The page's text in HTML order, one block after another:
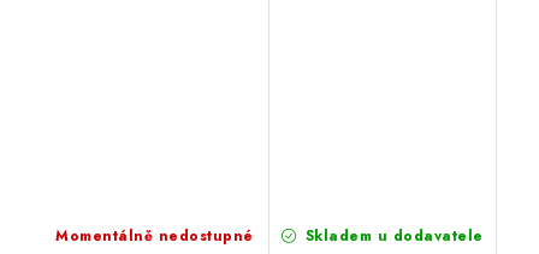
Momentálně nedostupné Skladem u dodavatele